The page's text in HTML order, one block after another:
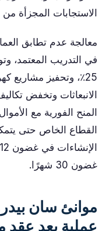
الاستجابات المجزأة من
معالجة عدم تطابق
في التدريب المعتمد،
25٪، وتحفيز مشاريع
الانبعاثات وتخفض
المنح الفورية مع
القطاع الخاص حتى
غضون 30 شهرًا.
موانئ سان
عملية بعد عقد